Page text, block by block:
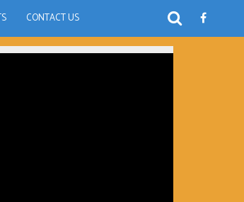
CONTACT US